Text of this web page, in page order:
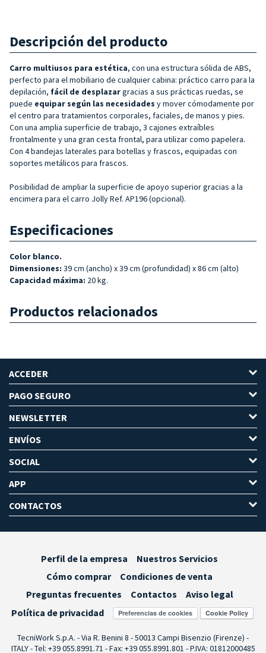
Descripción del producto
Carro multiusos para estética, con una estructura sólida de ABS,
perfecto para el mobiliario de cualquier cabina: práctico carro para la
depilación, fácil de desplazargracias a sus prácticas ruedas, se
puede equipar según las necesidades y mover cómodamente por
el centro para tratamientos corporales, faciales, de manos y pies.
Con una amplia superficie de trabajo, 3 cajones extraíbles
frontalmente y una gran cesta frontal, para utilizar como papelera.
Con 4 bandejas laterales para botellas y frascos, equipadas con
soportes metálicos para frascos.
Posibilidad de ampliar la superficie de apoyo superior gracias a la
encimera para el carro Jolly Ref. AP196 (opcional).
Especificaciones
Color blanco.
Dimensiones: 39 cm (ancho) x 39 cm (profundidad) x 86 cm (alto)
Capacidad máxima: 20 kg.
Productos relacionados
ACCEDER
PAGO SEGURO
NEWSLETTER
ENVÍOS
SOCIAL
APP
CONTACTOS
Perfil de la empresa
Nuestros Servicios
Cómo comprar
Condiciones de venta
Preguntas frecuentes
Contactos
Aviso legal
Política de privacidad
Preferencias de cookies
TecniWork S.p.A. - Via R. Benini 8 - 50013 Campi Bisenzio (Firenze) -
ITALY - Tel: +39 055.8991.71 - Fax: +39 055.8991.801 - P.IVA: 01812000485